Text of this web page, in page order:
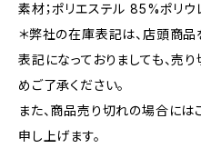
素材；ポリエステル 85%ポリウ
＊弊社の在庫表記は、店頭商品
表記になっておりましても、売
めご了承ください。
また、商品売り切れの場合には
申し上げます。